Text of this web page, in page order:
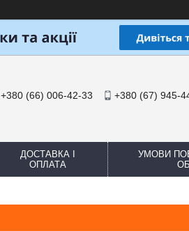
+380 (66) 006-42-33 +380 (67) 945-
ДОСТАВКА І
ОПЛАТА
УМОВИ